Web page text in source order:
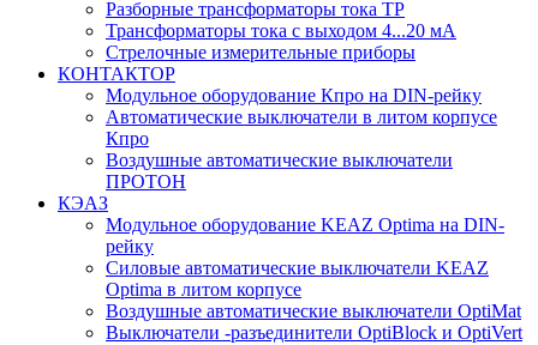
Pазборные трансформаторы тока TP
Трансформаторы тока с выходом 4...20 мА
Стрелочные измерительные приборы
КОНТАКТОР
Модульное оборудование Кпро на DIN-рейку
Автоматические выключатели в литом корпусе
Кпро
Воздушные автоматические выключатели
ПРОТОН
КЭАЗ
Модульное оборудование KEAZ Optima на DIN-
рейку
Силовые автоматические выключатели KEAZ
Optima в литом корпусе
Воздушные автоматические выключатели OptiMat
Выключатели -разъединители OptiBlock и OptiVert